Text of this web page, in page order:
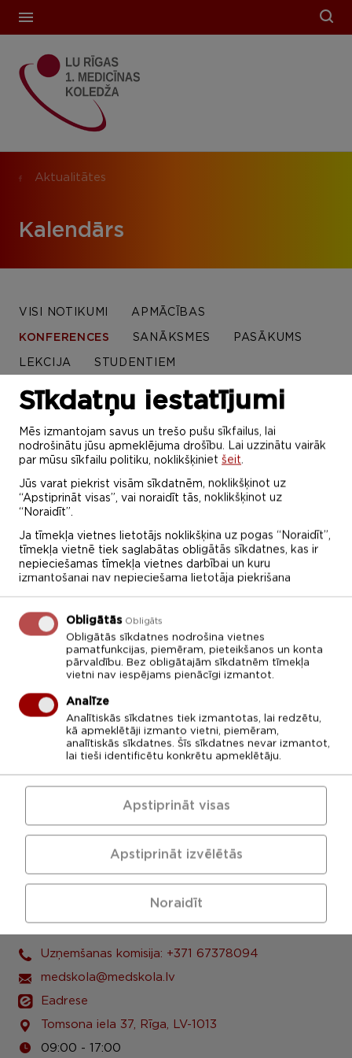
Aktualitātes
Kalendārs
VISI NOTIKUMI APMĀCĪBAS
KONFERENCES SANĀKSMES PASĀKUMS
LEKCIJA STUDENTIEM
Jūnijs 2022
P O T C P
30 31 1 2 3 4
12
13 14 15 16 17 18
20 21 22 23 24 25 26
27 28 29
Diemžēl šajā sadaļā ierakstu nav!
LU Rīgas 1. medicīnas koledža
Uzņemšanas komisija: +371 67378094
medskola@medskola.lv
Eadrese
Tomsona iela 37, Rīga, LV-1013
09:00 - 17:00
Sīkdatņu iestatījumi
Mēs izmantojam savus un trešo pušu sīkfailus, lai
nodrošinātu jūsu apmeklējuma drošību. Lai uzzinātu vairāk
par mūsu sīkfailu politiku, noklikšķiniet šeit.
Jūs varat piekrist visām sīkdatnēm, noklikšķinot uz
“Apstiprināt visas”, vai noraidīt tās, noklikšķinot uz
“Noraidīt”.
Ja tīmekļa vietnes lietotājs noklikšķina uz pogas “Noraidīt”,
tīmekļa vietnē tiek saglabātas obligātās sīkdatnes, kas ir
nepieciešamas tīmekļa vietnes darbībai un kuru
izmantošanai nav nepieciešama lietotāja piekrišana
Obligātās Obligāts
Obligātās sīkdatnes nodrošina vietnes
pamatfunkcijas, piemēram, pieteikšanos un konta
pārvaldību. Bez obligātajām sīkdatnēm tīmekļa
vietni nav iespējams pienācīgi izmantot.
Analīze
Analītiskās sīkdatnes tiek izmantotas, lai redzētu,
kā apmeklētāji izmanto vietni, piemēram,
analītiskās sīkdatnes. Šīs sīkdatnes nevar izmantot,
lai tieši identificētu konkrētu apmeklētāju.
Noraidīt
Apstiprināt izvēlētās
Apstiprināt visas